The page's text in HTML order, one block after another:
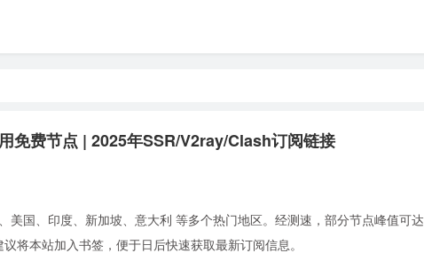
免费节点 | 2025年SSR/V2ray/Clash订阅链接
美国、印度、新加坡、意大利 等多个热门地区。经测速，部分节点峰值可
将本站加入书签，便于日后快速获取最新订阅信息。